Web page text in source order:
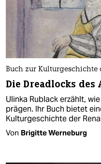
Buch zur Kulturgeschichte
Die Dreadlocks
Ulinka Rublack erzählt,
prägen. Ihr Buch bietet
Kulturgeschichte der
Von Brigitte Werneburg